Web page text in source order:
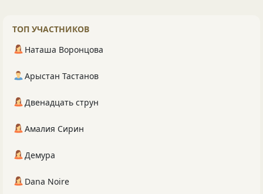
ТОП УЧАСТНИКОВ
Наташа Воронцова
Арыстан Тастанов
Двенадцать струн
Амалия Сирин
Демура
Dana Noire